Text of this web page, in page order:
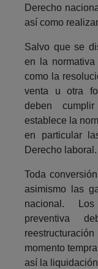
Derecho
así como
Salvo que se
en la
como la
venta u otra
deben
establece la
en particular
Derecho laboral.
Toda
asimismo las
nacional.
preventiva
momento
así la